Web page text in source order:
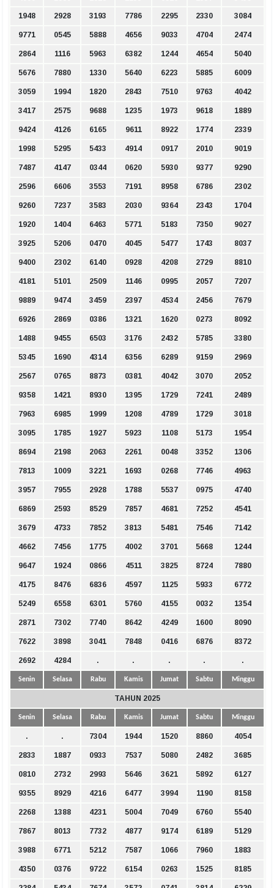
1948 2928 3193 7786 2295 2330 3084
9771 0545 5888 4656 9033 4704 2474
2864 1116 5963 6382 1244 4654 5040
5676 7880 1330 5640 6223 5885 6009
3059 1994 1820 2843 7510 9763 4042
3417 2575 9688 1235 1973 9618 1889
9424 4126 6165 9611 8922 1774 2339
1998 5295 5433 4914 0917 2010 9019
7487 4147 0344 0620 5930 9377 9290
2596 6606 3553 7191 8958 6786 2302
9260 7237 3583 2030 9364 2343 1704
1920 1404 6463 5771 5183 7350 9027
3925 5206 0470 4045 5477 1743 8037
9400 2302 6140 0928 4208 2729 8810
4181 5101 2509 1146 0995 2057 7207
9889 9474 3459 2397 4534 2456 7679
6926 2869 0386 1321 1620 0273 8092
1488 9455 6503 3176 2432 5785 3380
5345 1690 4314 6356 6289 9159 2969
2567 0765 8873 0381 4042 3070 2052
9358 1421 8930 1395 1729 7241 2489
7963 6985 1999 1208 4789 1729 3018
3095 1785 1927 5923 1108 5173 1954
8694 2198 2063 2261 0048 3352 1306
7813 1009 3221 1693 0268 7746 4963
3957 7955 2928 1788 5537 0975 4740
6869 2593 8529 7857 4681 7252 4541
3679 4733 7852 3813 5481 7546 7142
4662 7456 1775 4002 3701 5668 1244
9647 1924 0866 4511 3825 8724 7880
4175 8476 6836 4597 1125 5933 6772
5249 6558 6301 5760 4155 0032 1354
2871 7302 7740 8642 4249 1600 8090
7622 3898 3041 7848 0416 6876 8372
2692 4284 . . . . .
Senin Selasa Rabu Kamis Jumat Sabtu Minggu
TAHUN 2025
Senin Selasa Rabu Kamis Jumat Sabtu Minggu
. . 7304 1944 1520 8860 4054
2833 1887 0933 7537 5080 2482 3685
0810 2732 2993 5646 3621 5892 6127
9355 8929 4216 6477 3994 1190 8158
2268 1388 4231 5004 7049 6760 5540
7867 8013 7732 4877 9174 6189 5129
3988 6771 5212 7587 1066 7960 1883
4350 0376 9722 6154 0263 1525 8185